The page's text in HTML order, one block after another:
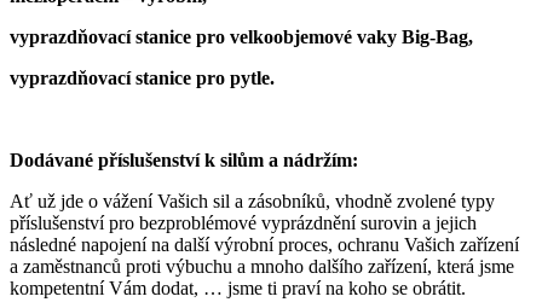
vyprazdňovací stanice pro velkoobjemové vaky Big-Bag,
vyprazdňovací stanice pro pytle.
Dodávané příslušenství k silům a nádržím:
Ať už jde o vážení Vašich sil a zásobníků, vhodně zvolené typy
příslušenství pro bezproblémové vyprázdnění surovin a jejich
následné napojení na další výrobní proces, ochranu Vašich zařízení
a zaměstnanců proti výbuchu a mnoho dalšího zařízení, která jsme
kompetentní Vám dodat, … jsme ti praví na koho se obrátit.